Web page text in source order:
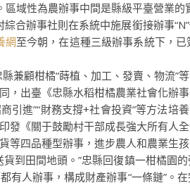
區域性為農辦事中間是縣級平臺營業
合辦事社則在系統中施展銜接辦事
網至今朝，在這種三級辦事系統下，
兼顧柑橘“蒔植、加工、發賣、物流”
，出臺《忠縣水稻柑橘農業社會化辦
進”“財務支撐+社會投資”等方法培
發《關于鼓勵村干部成長強大所有人
等四品種型辦事，進步農人和農業生
田間地頭。”忠縣回復鎮一柑橘園
有人辦事，構成財產辦事“一條鏈”。